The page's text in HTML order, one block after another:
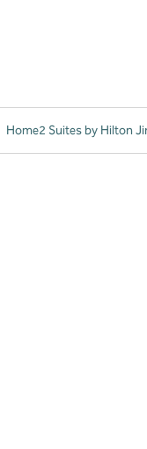
Home2 Suites by Hilton